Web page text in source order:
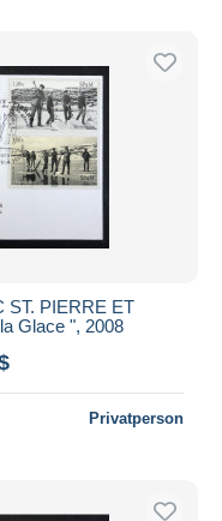
ST. PIERRE ET
Glace ", 2008
Privatperson